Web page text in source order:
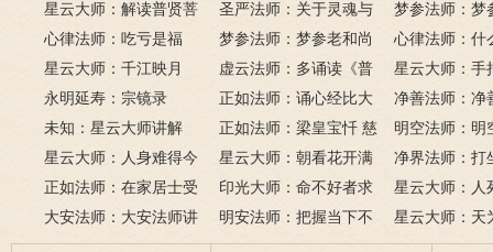
若无闲事挂心头，便是人
间好时节。
《心经》
里可以读诵《
吗？
星云大师：解读普贤菩
萨十大愿王（附普贤行愿
品全文）
圣严法师：关于灵魂与
鬼的终极真相
梦参法师：梦
尚：金刚经
心律法师：吃亏是福
梦参法师：梦参老和尚
讲地藏本愿经
心律法师：什
有缘？
星云大师：千江映月
虚云法师：多诵读《普
门品》和《地藏经》
星云大师：手
满田，低头便
六根清净方为
来是向前。
永明延寿：宗镜录
正如法师：诵心经比大
悲咒功德大吗
净善法师：净
看风水与算命
运？
未知：星云大师讲解
正如法师：梁皇宝忏 慈
悲道场
明空法师：明
《心经》中的
星云大师：人身难得今
已得，佛法难闻今已闻；
此身不向今生度，更向何
生度此身？
星云大师：朝看花开满
树红，暮看花落树还空；
若将花比人间事，花与人
间事一同。
净界法师：打
该怎么念佛？
正如法师：在家居士受
五戒可以搭缦衣吗？
印光大师：命不好者求
美好姻缘，有个简单方
法
星云大师：人
是怎样的？
大安法师：大安法师讲
解
明安法师：把握当下不
后悔
星云大师：天
为毡，日月星